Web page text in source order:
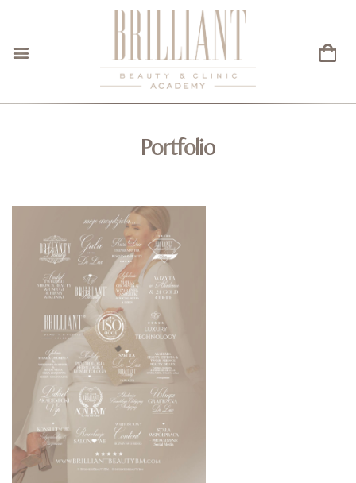
Portfolio